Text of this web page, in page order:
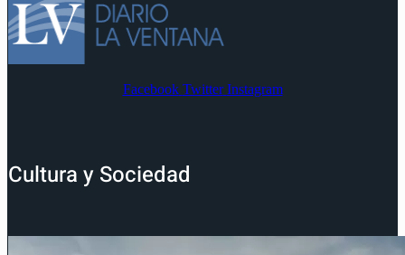
Facebook Twitter Instagram
Cultura y Sociedad